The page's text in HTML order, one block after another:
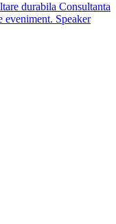
durabila Consultanta
eveniment. Speaker